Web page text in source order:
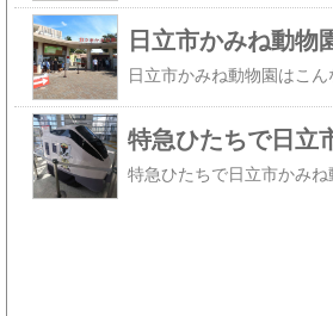
日立市かみね動
特急ひたちで日立